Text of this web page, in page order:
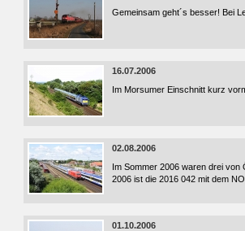
Gemeinsam geht´s besser! Bei
16.07.2006
Im Morsumer Einschnitt kurz
02.08.2006
Im Sommer 2006 waren drei von
2006 ist die 2016 042 mit dem
01.10.2006